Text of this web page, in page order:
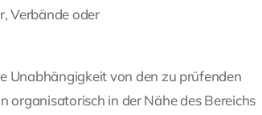
Verbände oder
Unabhängigkeit von den zu prüfenden
organisatorisch in der Nähe des Bereichs